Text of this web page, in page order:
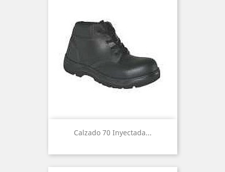
Calzado 70 Inyectada...